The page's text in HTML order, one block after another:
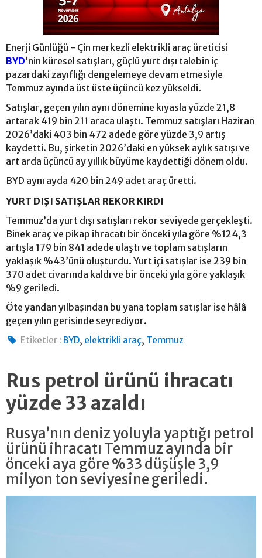
Enerji Günlüğü - Çin merkezli elektrikli araç üreticisi
BYD’nin küresel satışları, güçlü yurt dışı talebin iç
pazardaki zayıflığı dengelemeye devam etmesiyle
Temmuz ayında üst üste üçüncü kez yükseldi.
Satışlar, geçen yılın aynı dönemine kıyasla yüzde 21,8
artarak 419 bin 211 araca ulaştı. Temmuz satışları Haziran
2026’daki 403 bin 472 adede göre yüzde 3,9 artış
kaydetti. Bu, şirketin 2026’daki en yüksek aylık satışı ve
art arda üçüncü ay yıllık büyüme kaydettiği dönem oldu.
BYD aynı ayda 420 bin 249 adet araç üretti.
YURT DIŞI SATIŞLAR REKOR KIRDI
Temmuz’da yurt dışı satışları rekor seviyede gerçekleşti.
Binek araç ve pikap ihracatı bir önceki yıla göre %124,3
artışla 179 bin 841 adede ulaştı ve toplam satışların
yaklaşık %43’ünü oluşturdu. Yurt içi satışlar ise 239 bin
370 adet civarında kaldı ve bir önceki yıla göre yaklaşık
%9 geriledi.
Öte yandan yılbaşından bu yana toplam satışlar ise hâlâ
geçen yılın gerisinde seyrediyor.
Etiketler : BYD, elektrikli araç, Temmuz
Rus petrol ürünü ihracatı
yüzde 33 azaldı
Rusya’nın deniz yoluyla yaptığı petrol
ürünü ihracatı Temmuz ayında bir
önceki aya göre %33 düşüşle 3,9
milyon ton seviyesine geriledi.